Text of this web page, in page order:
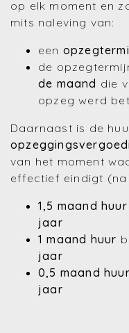
op elk moment en
mits naleving van:
een
de
de maand die
opzeg werd
Daarnaast is de
van het moment
effectief eindigt
1,5 maand huur
jaar
1 maand huur
jaar
0,5 maand huur
jaar